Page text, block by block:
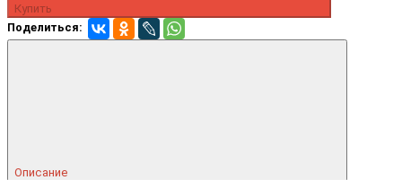
Купить
Поделиться:
Описание